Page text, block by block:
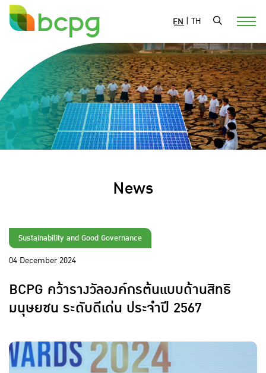
EN | TH
News
Sustainability and Good Governance
04 December 2024
BCPG คว้ารางวัลองค์กรต้นแบบด้านสิทธิ
มนุษยชน ระดับดีเด่น ประจำปี 2567